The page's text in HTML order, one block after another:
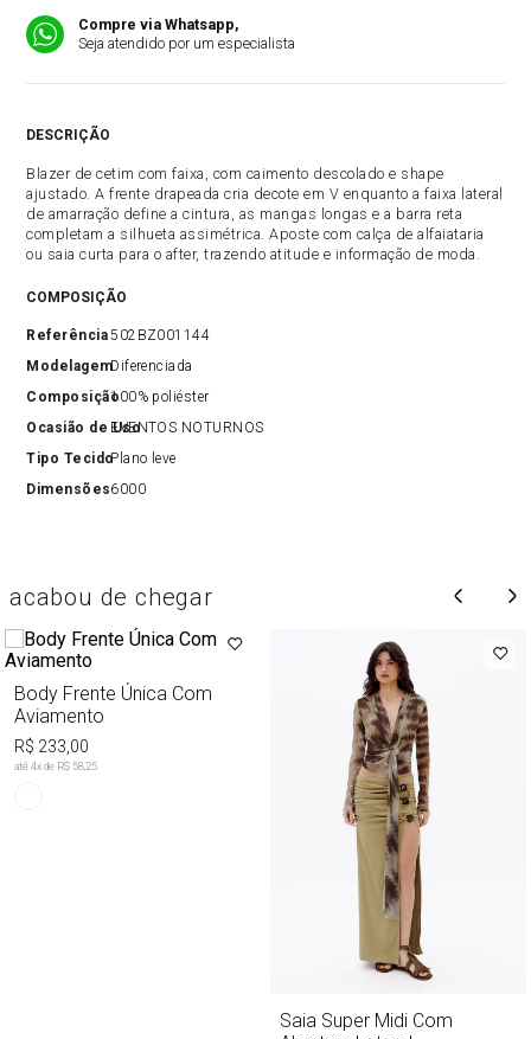
Compre via Whatsapp,
Seja atendido por um especialista
DESCRIÇÃO
Blazer de cetim com faixa, com caimento descolado e shape
ajustado. A frente drapeada cria decote em V enquanto a faixa lateral
de amarração define a cintura, as mangas longas e a barra reta
completam a silhueta assimétrica. Aposte com calça de alfaiataria
ou saia curta para o after, trazendo atitude e informação de moda.
COMPOSIÇÃO
Referência502BZ001144
ModelagemDiferenciada
Composição100% poliéster
Ocasião de UsoEVENTOS NOTURNOS
Tipo TecidoPlano leve
Dimensões6000
acabou de chegar
Body Frente Única Com
Aviamento
R$ 233,00
até 4x de R$ 58,25
Saia Super Midi Com